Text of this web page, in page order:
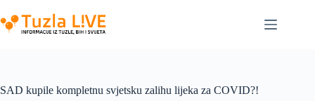
to
content
SAD kupile kompletnu svjetsku zalihu lijeka za COVID?!